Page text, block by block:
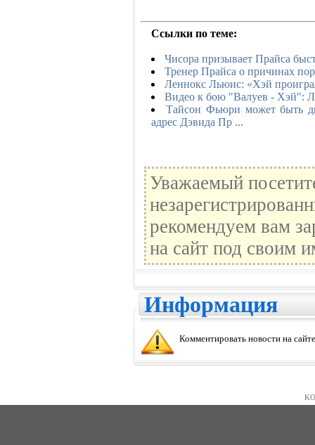
Ссылки по теме:
Чисора призывает Прайса
Тренер Прайса о причинах
Леннокс Льюис: «Хэй
Видео к бою "Валуев - Хэй":
Тайсон Фьюри может быть
адрес Дэвида Пр ...
Уважаемый
рекомендуем вам
на сайт под своим
Информация
Комментировать новости на